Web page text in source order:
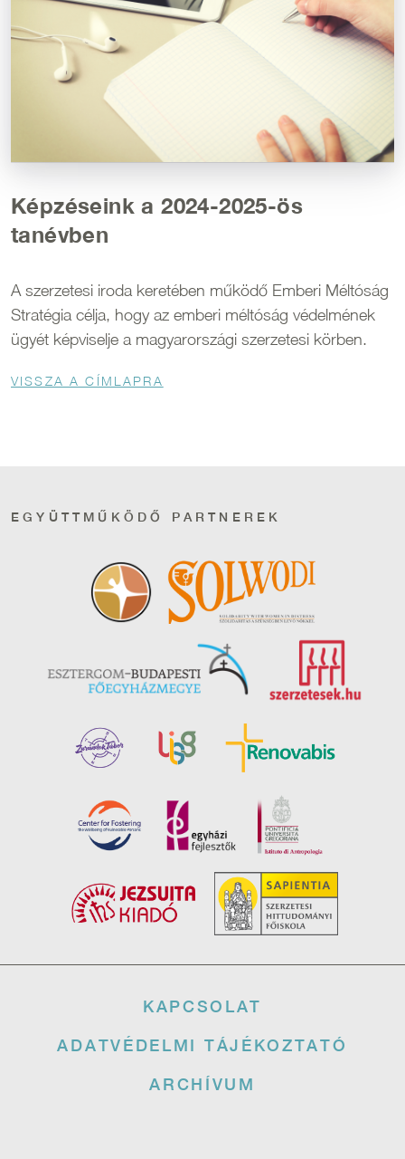
Képzéseink a 2024-2025-ös
tanévben
A szerzetesi iroda keretében működő Emberi Méltóság
Stratégia célja, hogy az emberi méltóság védelmének
ügyét képviselje a magyarországi szerzetesi körben.
Morzsa
VISSZA A CÍMLAPRA
EGYÜTTMŰKÖDŐ PARTNEREK
KAPCSOLAT
ADATVÉDELMI TÁJÉKOZTATÓ
ARCHÍVUM